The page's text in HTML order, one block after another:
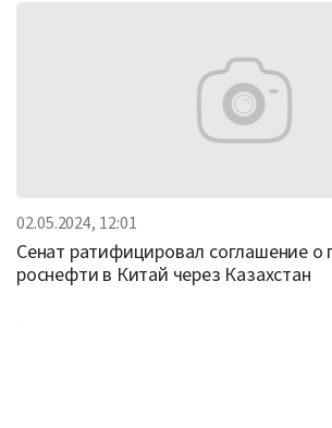
02.05.2024, 12:01
Сенат ратифицировал соглашение о
роснефти в Китай через Казахстан